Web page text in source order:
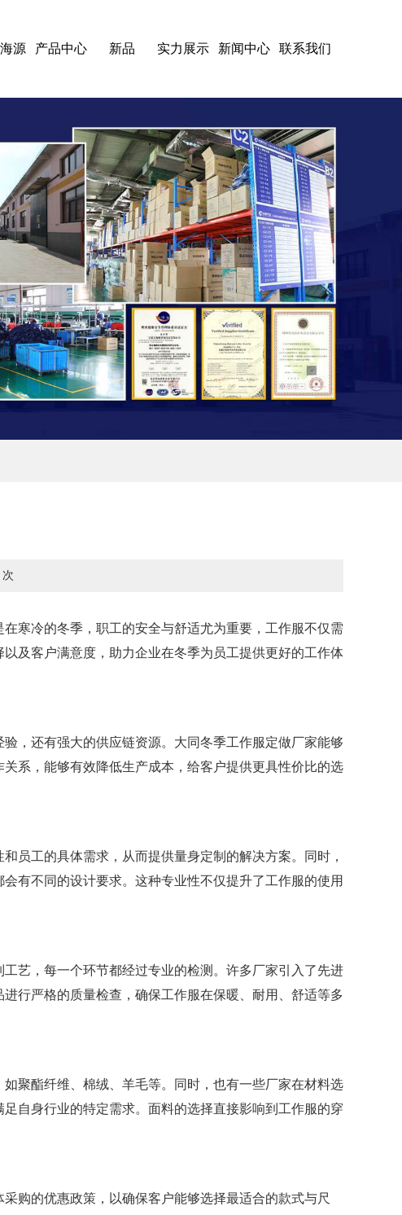
源 产品中心 新品 实力展示 新闻中心 联系我们
次
寒冷的冬季，职工的安全与舒适尤为重要，工作服不仅需
及客户满意度，助力企业在冬季为员工提供更好的工作体
，还有强大的供应链资源。大同冬季工作服定做厂家能够
系，能够有效降低生产成本，给客户提供更具性价比的选
员工的具体需求，从而提供量身定制的解决方案。同时，
有不同的设计要求。这种专业性不仅提升了工作服的使用
艺，每一个环节都经过专业的检测。许多厂家引入了先进
行严格的质量检查，确保工作服在保暖、耐用、舒适等多
聚酯纤维、棉绒、羊毛等。同时，也有一些厂家在材料选
自身行业的特定需求。面料的选择直接影响到工作服的穿
购的优惠政策，以确保客户能够选择最适合的款式与尺